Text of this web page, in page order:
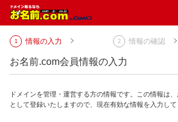
情報の入力 情報の確認
お名前.com会員情報の入力
ドメインを管理・運営する方の情報です。この情報は
として登録いたしますので、現在有効な情報を入力して